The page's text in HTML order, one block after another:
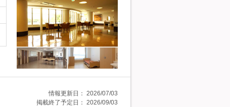
情報更新日： 2026/07/03
掲載終了予定日： 2026/09/03